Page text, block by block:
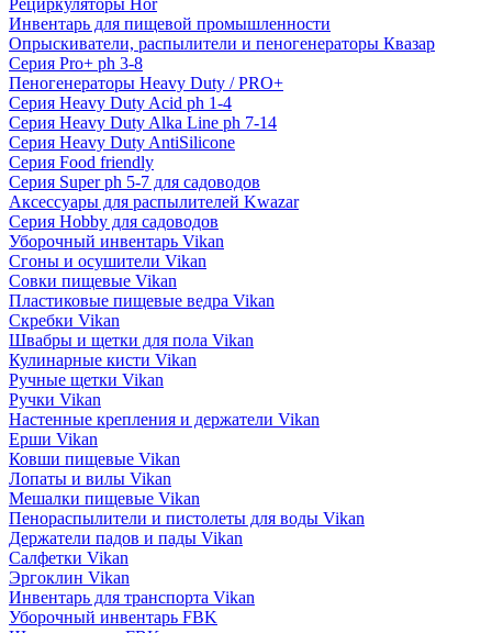
Рециркуляторы Hor
Инвентарь для пищевой промышленности
Опрыскиватели, распылители и пеногенераторы Квазар
Серия Pro+ ph 3-8
Пеногенераторы Heavy Duty / PRO+
Серия Heavy Duty Acid ph 1-4
Серия Heavy Duty Alka Line ph 7-14
Серия Heavy Duty AntiSilicone
Серия Food friendly
Серия Super ph 5-7 для садоводов
Аксессуары для распылителей Kwazar
Серия Hobby для садоводов
Уборочный инвентарь Vikan
Сгоны и осушители Vikan
Совки пищевые Vikan
Пластиковые пищевые ведра Vikan
Скребки Vikan
Швабры и щетки для пола Vikan
Кулинарные кисти Vikan
Ручные щетки Vikan
Ручки Vikan
Настенные крепления и держатели Vikan
Ерши Vikan
Ковши пищевые Vikan
Лопаты и вилы Vikan
Мешалки пищевые Vikan
Пенораспылители и пистолеты для воды Vikan
Держатели падов и пады Vikan
Салфетки Vikan
Эргоклин Vikan
Инвентарь для транспорта Vikan
Уборочный инвентарь FBK